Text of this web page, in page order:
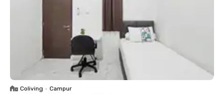
Coliving • Campur